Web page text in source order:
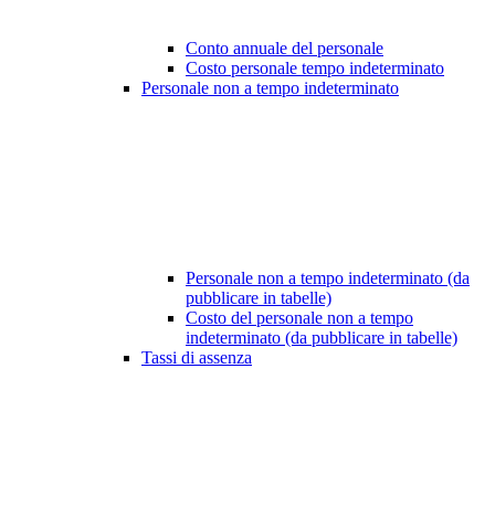
Conto annuale del personale
Costo personale tempo indeterminato
Personale non a tempo indeterminato
Personale non a tempo indeterminato (da
pubblicare in tabelle)
Costo del personale non a tempo
indeterminato (da pubblicare in tabelle)
Tassi di assenza